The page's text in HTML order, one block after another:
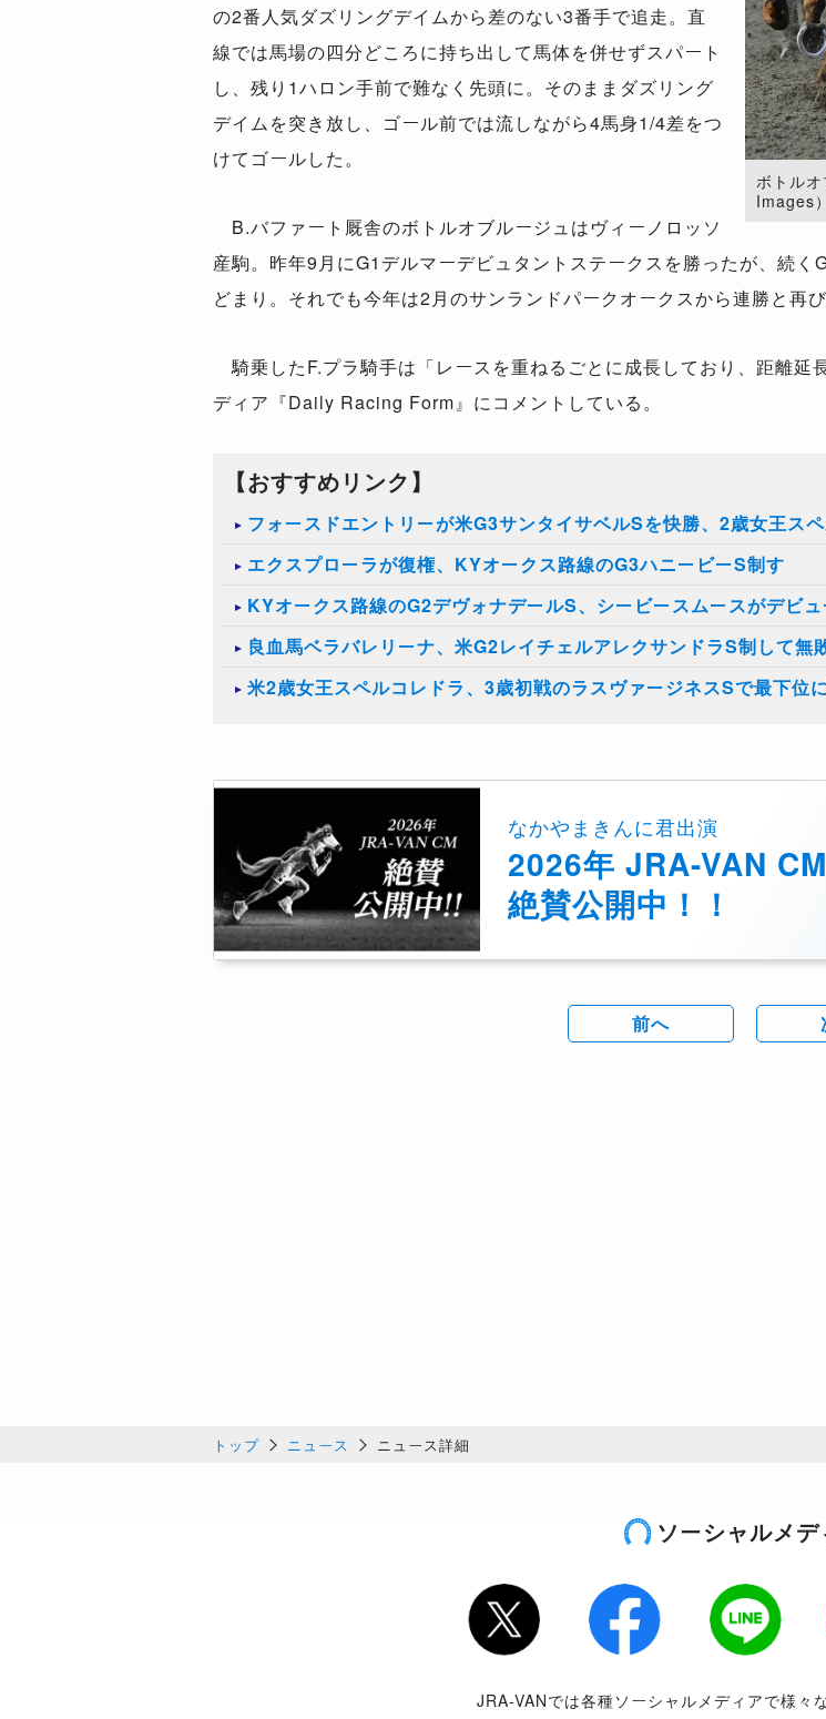
ボトル
Images）
の2番人気ダズリングデイムから差のない3番手で追走。直
線では馬場の四分どころに持ち出して馬体を併せずスパート
し、残り1ハロン手前で難なく先頭に。そのままダズリング
デイムを突き放し、ゴール前では流しながら4馬身1/4差をつ
けてゴールした。
B.バファート厩舎のボトルオブルージュはヴィーノロッソ
産駒。昨年9月にG1デルマーデビュタントステークスを勝ったが、続
どまり。それでも今年は2月のサンランドパークオークスから連勝と再び
騎乗したF.プラ騎手は「レースを重ねるごとに成長しており、距離延
ディア『Daily Racing Form』にコメントしている。
【おすすめリンク】
フォースドエントリーが米G3サンタイサベルSを快勝、2歳女王ス
エクスプローラが復権、KYオークス路線のG3ハニービーS制す
KYオークス路線のG2デヴォナデールS、シービースムースがデビ
良血馬ベラバレリーナ、米G2レイチェルアレクサンドラS制して無
米2歳女王スペルコレドラ、3歳初戦のラスヴァージネスSで最下位
なかやまきんに君出演
2026年 JRA-VAN CM
絶賛公開中！！
前へ
トップ ニュース ニュース詳細
ソーシャルメデ
Twitter Facebook LINE
JRA-VANでは各種ソーシャルメディアで様々